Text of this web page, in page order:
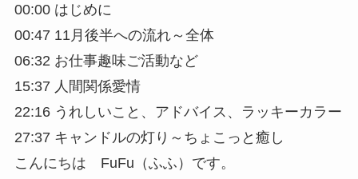
00:00 はじめに
00:47 11月後半への流れ～全体
06:32 お仕事趣味ご活動など
15:37 人間関係愛情
22:16 うれしいこと、アドバイス、ラッキーカラー
27:37 キャンドルの灯り～ちょこっと癒し
こんにちは FuFu（ふふ）です。